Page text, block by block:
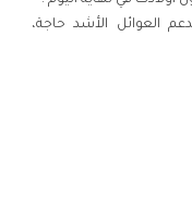
العوائل الأشد حاجة،